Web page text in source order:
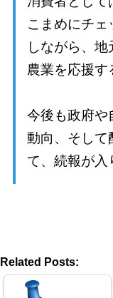
こまめにチェ
しながら、
農業を応援す
今後も政府や
動向、そして
て、続報が入
Related Posts: